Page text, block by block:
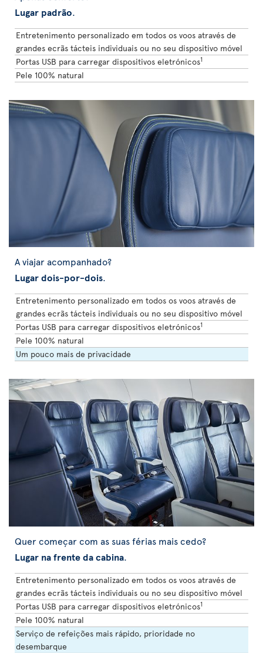
Lugar padrão.
Entretenimento personalizado em todos os voos através de
grandes ecrãs tácteis individuais ou no seu dispositivo móvel
Portas USB para carregar dispositivos eletrónicos1
Pele 100% natural
A viajar acompanhado?
Lugar dois-por-dois.
Entretenimento personalizado em todos os voos através de
grandes ecrãs tácteis individuais ou no seu dispositivo móvel
Portas USB para carregar dispositivos eletrónicos1
Pele 100% natural
Um pouco mais de privacidade
Quer começar com as suas férias mais cedo?
Lugar na frente da cabina.
Entretenimento personalizado em todos os voos através de
grandes ecrãs tácteis individuais ou no seu dispositivo móvel
Portas USB para carregar dispositivos eletrónicos1
Pele 100% natural
Serviço de refeições mais rápido, prioridade no
desembarque